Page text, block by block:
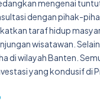
mengenai
dengan pihak-
taraf hidup
wisatawan.
di wilayah Banten.
yang kondusif di